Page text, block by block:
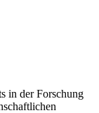
in der Forschung